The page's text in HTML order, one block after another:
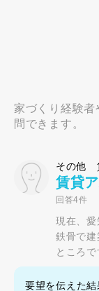
家づくり経験
問できます。
その他
賃貸
回答4件
現在、
鉄骨で
ところ
要望を伝えた